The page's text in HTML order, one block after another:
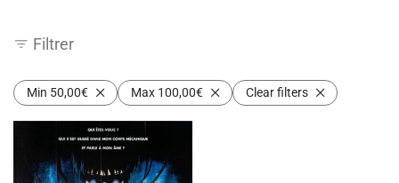
Filtrer
Min 50,00€ Max 100,00€ Clear filters